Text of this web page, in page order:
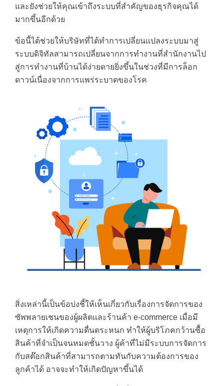
และยังช่วยให้คุณเข้าถึงระบบที่สำคัญของธุรกิจคุณได้
มากขึ้นอีกด้วย
ข้อนี้ได้ช่วยให้บริษัทที่ได้ทำการเปลี่ยนแปลงระบบมาสู่
ระบบดิจิทัลสามารถเปลี่ยนจากการทำงานที่สำนักงานไป
สู่การทำงานที่บ้านได้ง่ายดายยิ่งขึ้นในช่วงที่มีการล็อก
ดาวน์เนื่องจากการแพร่ระบาดของโรค
สิ่งเหล่านี้เป็นข้อบ่งชี้ให้เห็นเกี่ยวกับเรื่องการจัดการของ
ซัพพลายเชนของผู้ผลิตและร้านค้า e-commerce เมื่อมี
เหตุการให้เกิดความตื่นตระหนก ทำให้ผู้บริโภคกว้านซื้อ
สินค้าที่จำเป็นจนหมดชั้นวาง ผู้ค้าที่ไม่มีระบบการจัดการ
กับสต๊อกสินค้าที่สามารถตามทันกับความต้องการของ
ลูกค้าได้ อาจจะทำให้เกิดปัญหาขึ้นได้